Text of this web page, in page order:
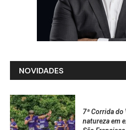
NOVIDADES
7ª Corrida
natureza em